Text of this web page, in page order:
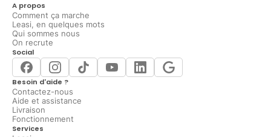
A propos
Comment ça marche
Leasi, en quelques mots
Qui sommes nous
On recrute
Social
Besoin d'aide ?
Contactez-nous
Aide et assistance
Livraison
Fonctionnement
Services